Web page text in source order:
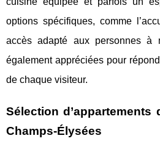
options spécifiques, comme
accès adapté aux personnes à
également appréciées pour
de chaque visiteur.
Sélection d’appartements
Champs-Élysées